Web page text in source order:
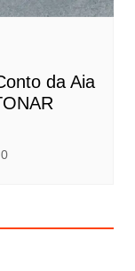
da Aia
0